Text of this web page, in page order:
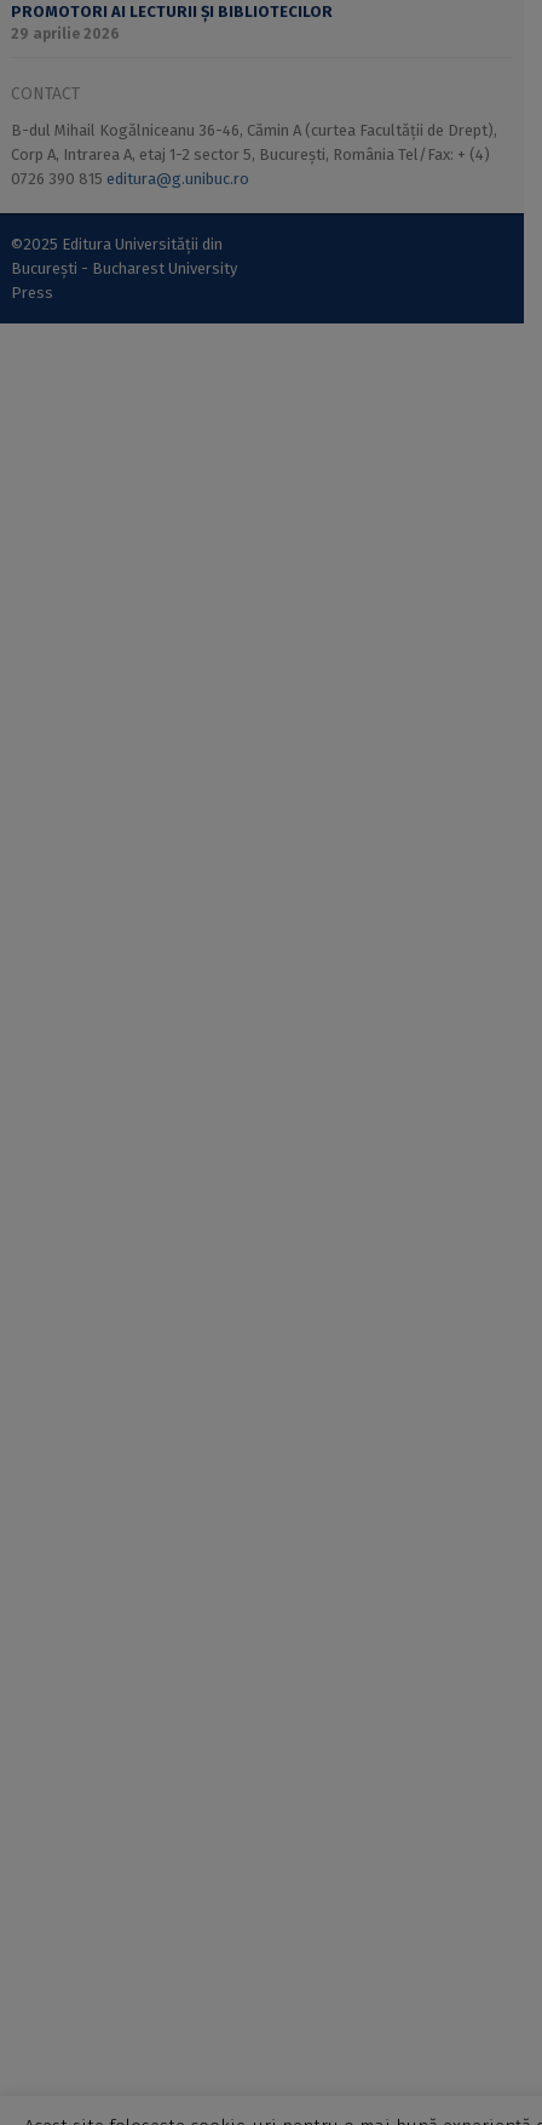
PROMOTORI AI LECTURII ȘI BIBLIOTECILOR
29 aprilie 2026
CONTACT
B-dul Mihail Kogălniceanu 36-46, Cămin A (curtea Facultății de Drept),
Corp A, Intrarea A, etaj 1-2 sector 5, București, România Tel/Fax: + (4)
0726 390 815 editura@g.unibuc.ro
©2025 Editura Universității din
București - Bucharest University
Press